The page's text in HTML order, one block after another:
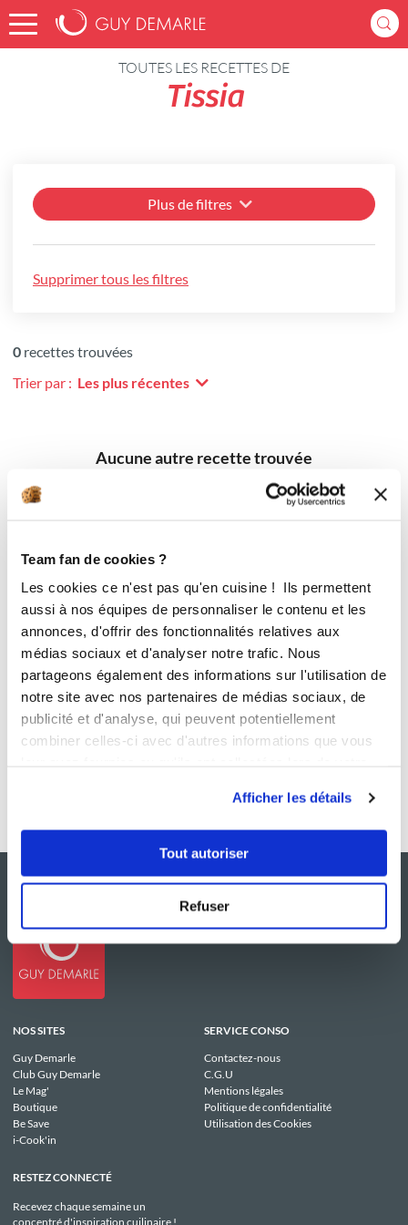
Team fan de cookies ?
Les cookies ce n'est pas qu'en cuisine ! Ils permettent
aussi à nos équipes de personnaliser le contenu et les
annonces, d'offrir des fonctionnalités relatives aux
médias sociaux et d'analyser notre trafic. Nous
partageons également des informations sur l'utilisation de
notre site avec nos partenaires de médias sociaux, de
publicité et d'analyse, qui peuvent potentiellement
combiner celles-ci avec d'autres informations que vous
Afficher les détails
Tout autoriser
Refuser
Accueil Recettes
TOUTES LES RECETTES DE
Tissia
Plus de filtres
Supprimer tous les filtres
0 recettes trouvées
Trier par : Les plus récentes
Aucune autre recette trouvée
NOS SITES
Guy Demarle
Club Guy Demarle
Le Mag'
Boutique
Be Save
i-Cook'in
SERVICE CONSO
Contactez-nous
C.G.U
Mentions légales
Politique de confidentialité
Utilisation des Cookies
RESTEZ CONNECTÉ
Recevez chaque semaine un
concentré d'inspiration cuilinaire !